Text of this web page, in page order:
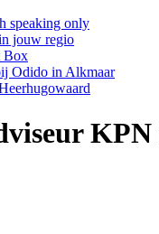
speaking only
jouw regio
Box
Odido in Alkmaar